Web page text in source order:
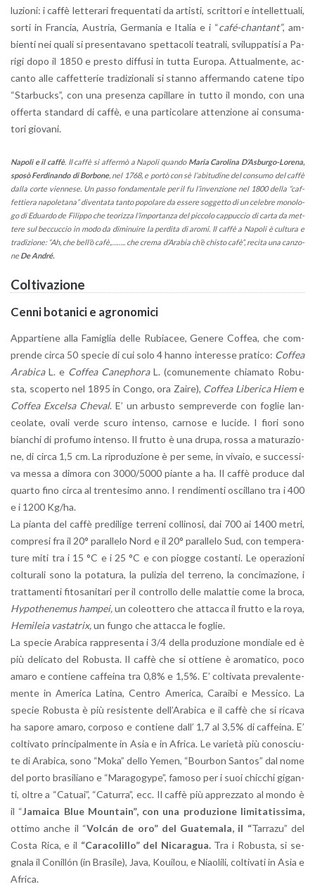
lu­zio­ni: i caffè let­te­ra­ri fre­quen­ta­ti da ar­ti­sti, scrit­to­ri e in­tel­let­tua­li,
sorti in Fran­cia, Au­stria, Ger­ma­nia e Ita­lia e i “café-chan­tant”, am­
bien­ti nei quali si pre­sen­ta­va­no spet­ta­co­li tea­tra­li, svi­lup­pa­ti­si a Pa­
ri­gi dopo il 1850 e pre­sto dif­fu­si in tutta Eu­ro­pa. At­tual­men­te, ac­
can­to alle caf­fet­te­rie tra­di­zio­na­li si stan­no af­fer­man­do ca­te­ne tipo
“Star­bucks”, con una pre­sen­za ca­pil­la­re in tutto il mondo, con una
of­fer­ta stan­dard di caffè, e una par­ti­co­la­re at­ten­zio­ne ai con­su­ma­
to­ri gio­va­ni.
Na­po­li e il caffè. Il caffè si af­fer­mò a Na­po­li quan­do Maria Ca­ro­li­na D’A­sbur­go-Lo­re­na,
sposò Fer­di­nan­do di Bor­bo­ne, nel 1768, e portò con sè l’a­bi­tu­di­ne del con­su­mo del caffè
dalla corte vien­ne­se. Unpasso fon­da­men­ta­le per il fu l’in­ven­zio­ne nel 1800 della “caf­
fet­tie­ra na­po­le­ta­na”di­ven­ta­ta tanto po­po­la­re da es­se­re sog­get­to di un ce­le­bre mo­no­lo­
go di Eduar­do de Fi­lip­po che teo­riz­za l’im­por­tan­za del pic­co­lo cap­puc­cio di carta da met­
te­re sul bec­cuc­cio in modo da di­mi­nui­re la per­di­ta di aromi. Il caffè a Na­po­li è cul­tu­ra e
tra­di­zio­ne: “Ah, che bel­l’ò cafè,…….. che crema d’A­ra­bia ch’è chi­sto cafè”,re­ci­ta una can­zo­
ne De André.
Col­ti­va­zio­ne
Cenni bo­ta­ni­ci e agro­no­mi­ci
Ap­par­tie­ne alla Fa­mi­glia delle Ru­bia­cee, Ge­ne­re Cof­fea, che com­
pren­de circa 50 spe­cie di cui solo 4 hanno in­te­res­se pra­ti­co: Cof­fea
Ara­bi­caL. e Cof­fea Ca­ne­pho­raL. (co­mu­ne­men­te chia­ma­to Ro­bu­
sta, sco­per­to nel 1895 in Congo, ora Zaire), Cof­fea Li­be­ri­ca Hieme
Cof­fea Ex­cel­sa Che­val. E’ un ar­bu­sto sem­pre­ver­de con fo­glie lan­
ceo­la­te, ovali verde scuro in­ten­so, car­no­se e lu­ci­de. I fiori sono
bian­chi di pro­fu­mo in­ten­so. Il frut­to è una drupa, rossa a ma­tu­ra­zio­
ne, di circa 1,5 cm. La ri­pro­du­zio­ne è per seme, in vi­va­io, e suc­ces­si­
va messa a di­mo­ra con 3000/5000 pian­te a ha. Il caffè pro­du­ce dal
quar­to fino circa al tren­te­si­mo anno. I ren­di­men­ti oscil­la­no tra i 400
e i 1200 Kg/ha.
La pian­ta del caffè pre­di­li­ge ter­re­ni col­li­no­si, dai 700 ai 1400 metri,
com­pre­si fra il 20° pa­ral­le­lo Nord e il 20° pa­ral­le­lo Sud, con tem­pe­ra­
tu­re miti tra i 15 °C e i 25 °C e con piog­ge co­stan­ti. Le ope­ra­zio­ni
col­tu­ra­li sono la po­ta­tu­ra, la pu­li­zia del ter­re­no, la con­ci­ma­zio­ne, i
trat­ta­men­ti fi­to­sa­ni­ta­ri per il con­trol­lo delle ma­lat­tie come la broca,
Hy­po­the­ne­mus ham­pei,un co­leot­te­ro che at­tac­ca il frut­to e la roya,
He­mi­leia va­sta­trix,un fungo che at­tac­ca le fo­glie.
La spe­cie Ara­bi­ca rap­pre­sen­ta i 3/4 della pro­du­zio­ne mon­dia­le ed è
più de­li­ca­to del Ro­bu­sta. Il caffè che si ot­tie­ne è aro­ma­ti­co, poco
amaro e con­tie­ne caf­fei­na tra 0,8% e 1,5%. E’ col­ti­va­ta pre­va­len­te­
men­te in Ame­ri­ca La­ti­na, Cen­tro Ame­ri­ca, Ca­rai­bi e Mes­si­co. La
spe­cie Ro­bu­sta è più re­si­sten­te del­l’A­ra­bi­ca e il caffè che si ri­ca­va
ha sa­po­re amaro, cor­po­so e con­tie­ne dall’ 1,7 al 3,5% di caf­fei­na. E’
col­ti­va­to prin­ci­pal­men­te in Asia e in Afri­ca. Le va­rie­tà più co­no­sciu­
te di Ara­bi­ca, sono “Moka” dello Yemen, “Bour­bon San­tos” dal nome
del porto bra­si­lia­no e “Ma­ra­go­gy­pe”, fa­mo­so per i suoi chic­chi gi­gan­
ti, oltre a “Ca­tuai”, “Ca­tur­ra”, ecc. Il caffè più ap­prez­za­to al mondo è
il “Ja­mai­ca Blue Moun­tain”, con una pro­du­zio­ne li­mi­ta­tis­si­ma,
ot­ti­mo anche il “Volcán de oro” del Gua­te­ma­la, il “Tar­ra­zu” del
Costa Rica, e il “Ca­ra­co­lil­lo” del Ni­ca­ra­gua. Tra i Ro­bu­sta, si se­
gna­la il Co­nillón (in Bra­si­le), Java, Koui­lou, e Niao­li­li, col­ti­va­ti in Asia e
Afri­ca.